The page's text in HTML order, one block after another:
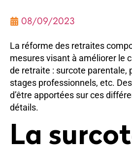
08/09/2023
La réforme des retraites
mesures visant à améliorer le
de retraite : surcote parentale,
stages professionnels, etc.
d’être apportées sur ces
détails.
La